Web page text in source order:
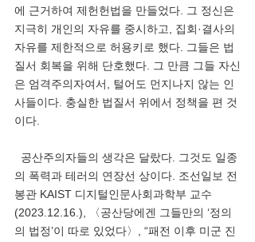
에 근거하여 제헌헌법을 만들었다. 그 정신은
지극히 개인의 자유를 중시하고, 집회·결사의
자유를 제한적으로 허용키로 했다. 그들은 법
질서 회복을 위해 단호했다. 그 만큼 그들 자신
은 엄격주의자여서, 털어도 먼지나지 않는 인
사들이다. 충실한 법질서 위에서 정책을 편 것
이다.
의 폭력과 테러의 연장선 상이다. 조선일보 전
봉관 KAIST 디지털인문사회과학부 교수
(2023.12.16.), 〈공산당에겐 그들만의 ‘정의
의 법정’이 따로 있었다〉, “패전 이후 미군 진